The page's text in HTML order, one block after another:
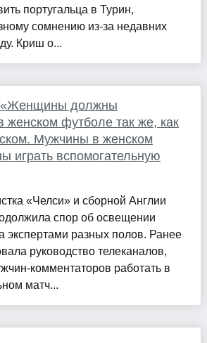
португальца в Турин,
сомнению из-за недавних
Криш о...
«Женщины должны
женском футболе так же, как
Мужчины в женском
играть вспомогательную
«Челси» и сборной Англии
спор об освещении
экспертами разных полов. Ранее
руководство телеканалов,
комментаторов работать в
матч...